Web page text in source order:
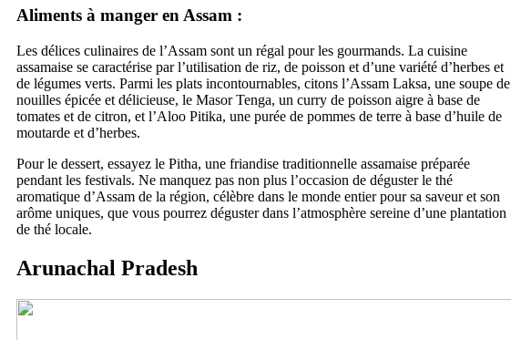
Aliments à manger en Assam :
Les délices culinaires de l’Assam sont un régal pour les gourmands. La cuisine
assamaise se caractérise par l’utilisation de riz, de poisson et d’une variété d’herbes et
de légumes verts. Parmi les plats incontournables, citons l’Assam Laksa, une soupe de
nouilles épicée et délicieuse, le Masor Tenga, un curry de poisson aigre à base de
tomates et de citron, et l’Aloo Pitika, une purée de pommes de terre à base d’huile de
moutarde et d’herbes.
Pour le dessert, essayez le Pitha, une friandise traditionnelle assamaise préparée
pendant les festivals. Ne manquez pas non plus l’occasion de déguster le thé
aromatique d’Assam de la région, célèbre dans le monde entier pour sa saveur et son
arôme uniques, que vous pourrez déguster dans l’atmosphère sereine d’une plantation
de thé locale.
Arunachal Pradesh